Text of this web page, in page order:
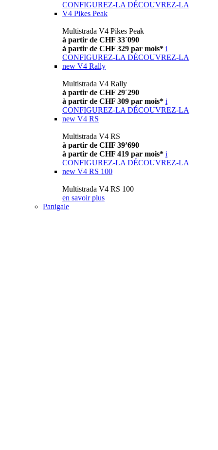
CONFIGUREZ-LA DÉCOUVREZ-LA
V4 Pikes Peak
Multistrada V4 Pikes Peak
à partir de CHF 33´090
à partir de CHF 329 par mois* i
CONFIGUREZ-LA DÉCOUVREZ-LA
new V4 Rally
Multistrada V4 Rally
à partir de CHF 29´290
à partir de CHF 309 par mois* i
CONFIGUREZ-LA DÉCOUVREZ-LA
new V4 RS
Multistrada V4 RS
à partir de CHF 39’690
à partir de CHF 419 par mois* i
CONFIGUREZ-LA DÉCOUVREZ-LA
new V4 RS 100
Multistrada V4 RS 100
en savoir plus
Panigale